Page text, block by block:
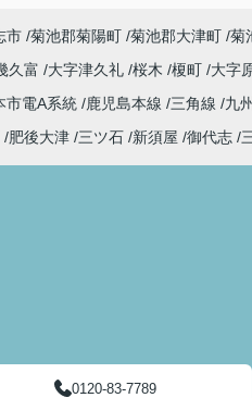
市 菊池郡菊陽町 菊池郡大津町 菊
久富 大字津久礼 桜木 榎町 大字
市電A系統 鹿児島本線 三角線 九
肥後大津 三ツ石 新須屋 御代志
0120-83-7789